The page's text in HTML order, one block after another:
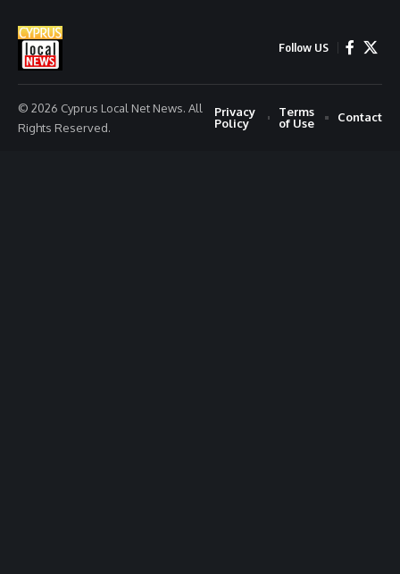
Follow US
© 2026 Cyprus Local Net News. All
Rights Reserved.
Privacy
Policy
Terms
of Use
Contact